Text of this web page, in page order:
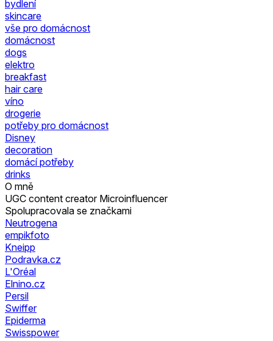
bydlení
skincare
vše pro domácnost
domácnost
dogs
elektro
breakfast
hair care
víno
drogerie
potřeby pro domácnost
Disney
decoration
domácí potřeby
drinks
O mně
UGC content creator Microinfluencer
Spolupracovala se značkami
Neutrogena
empikfoto
Kneipp
Podravka.cz
L'Oréal
Elnino.cz
Persil
Swiffer
Epiderma
Swisspower